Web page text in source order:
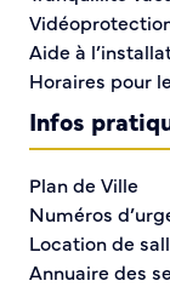
Les
Brasserie
Brasserie
14b
Aide à
Horaires pour
Infos
Plan de Ville
Numéros
Location de
Annuaire des